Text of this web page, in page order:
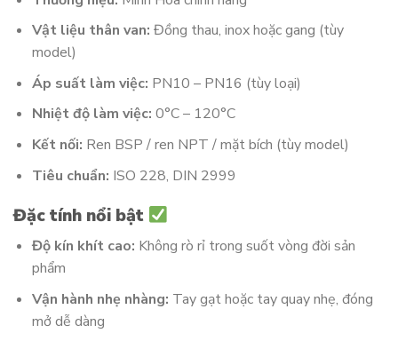
Vật liệu thân van: Đồng thau, inox hoặc gang (tùy
model)
Áp suất làm việc: PN10 – PN16 (tùy loại)
Nhiệt độ làm việc: 0°C – 120°C
Kết nối: Ren BSP / ren NPT / mặt bích (tùy model)
Tiêu chuẩn: ISO 228, DIN 2999
Đặc tính nổi bật
Độ kín khít cao: Không rò rỉ trong suốt vòng đời sản
phẩm
Vận hành nhẹ nhàng: Tay gạt hoặc tay quay nhẹ, đóng
mở dễ dàng